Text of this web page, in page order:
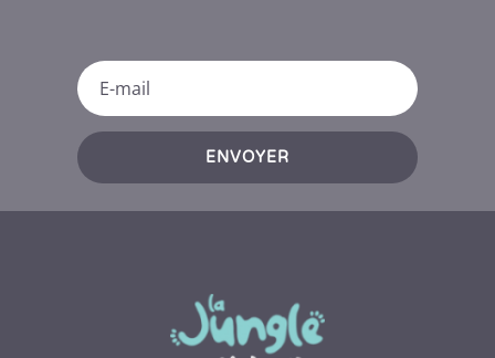
ENVOYER